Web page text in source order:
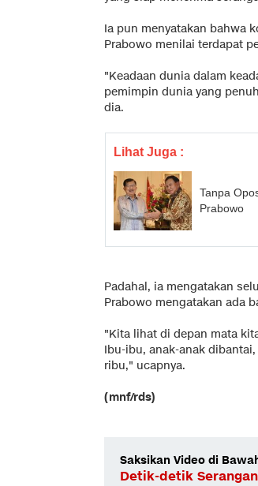
Ia pun menyatakan bahwa
Prabowo menilai terdapat
"Keadaan dunia dalam
pemimpin dunia yang
dia.
Lihat Juga :
Tanpa
Prabowo
Padahal, ia mengatakan
Prabowo mengatakan ada
"Kita lihat di depan mata
Ibu-ibu, anak-anak
ribu," ucapnya.
(mnf/rds)
Saksikan Video di
Detik-detik